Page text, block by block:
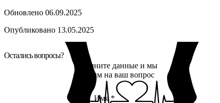
Обновлено 06.09.2025
Опубликовано 13.05.2025
Остались вопросы?
Заполните данные и мы
ответим на ваш вопрос